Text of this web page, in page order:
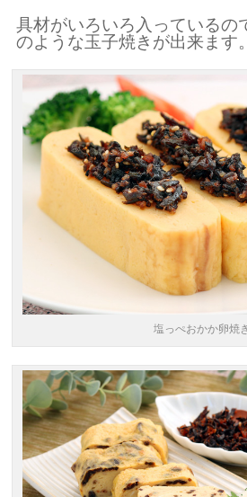
具材がいろいろ入っているの
のような玉子焼きが出来ます。
塩っぺおかか卵焼き